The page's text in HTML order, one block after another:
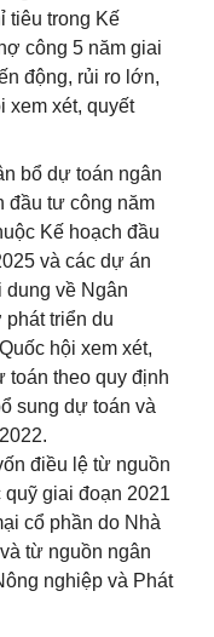
tiêu trong Kế
công 5 năm giai
động, rủi ro lớn,
xem xét, quyết
bổ dự toán ngân
đầu tư công năm
Kế hoạch đầu
và các dự án
dung về Ngân
phát triển du
hội xem xét,
toán theo quy định
sung dự toán và
điều lệ từ nguồn
quỹ giai đoạn 2021
cổ phần do Nhà
từ nguồn ngân
nghiệp và Phát